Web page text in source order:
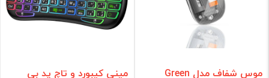
موس شفاف مدل Green مینی کیبورد و تاچ پد بی